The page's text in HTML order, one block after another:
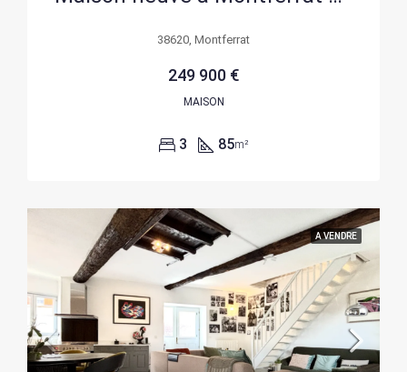
38620, Montferrat
249 900 €
MAISON
3 85m²
A VENDRE